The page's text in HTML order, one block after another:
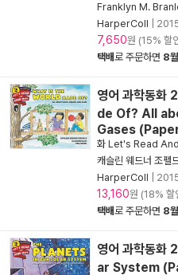
Franklyn M.
HarperColl
7,650원 (15% 할
택배로 주문하면 8
영어 과학동
de Of? All
Gases
화 Let's Read
캐슬린 웨드너 조펠
HarperColl
13,160원 (18%
택배로 주문하면 8
영어 과학동
ar System